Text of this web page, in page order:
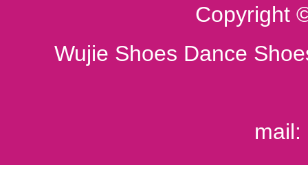
Copyright
Wujie Shoes Dance